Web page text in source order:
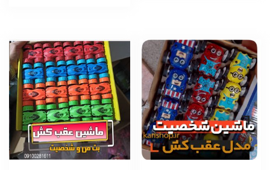
مختلفی
می
باشد.
گزینه
ها
ممکن
است
در
انواع
مختلفی
می
باشد.
گزینه
ها
ممکن
است